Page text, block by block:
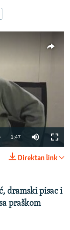
1:47
Direktan link
dramski pisac i
praškom